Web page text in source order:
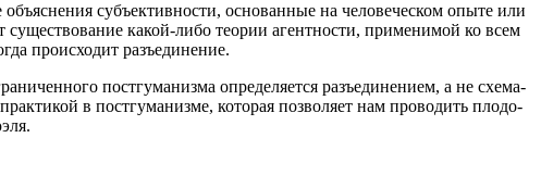
субъ­ек­тив­но­сти, осно­ван­ные на чело­ве­че­ском опы­те или
какой-либо тео­рии агент­но­сти, при­ме­ни­мой ко всем
про­ис­хо­дит разъединение.
пост­гу­ма­низ­ма опре­де­ля­ет­ся разъ­еди­не­ни­ем, а не схе­ма­
в пост­гу­ма­низ­ме, кото­рая поз­во­ля­ет нам про­во­дить пло­до­